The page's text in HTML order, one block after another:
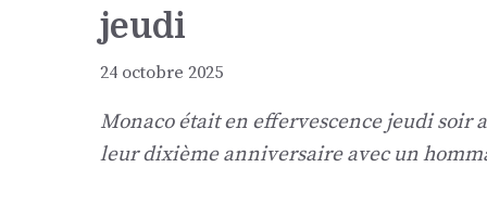
jeudi
24 octobre 2025
Monaco était en effervescence jeudi soir
leur dixième anniversaire avec un